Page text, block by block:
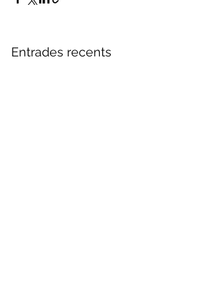
Entrades recents